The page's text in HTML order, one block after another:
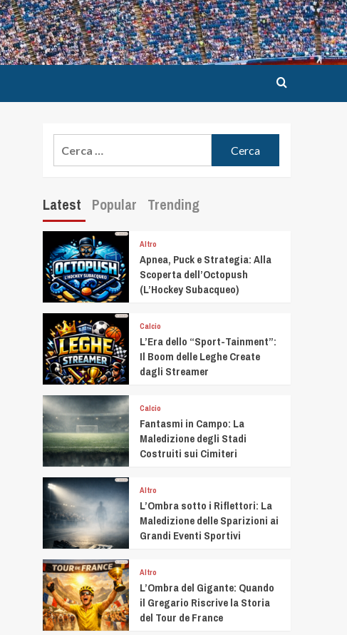
Latest Popular Trending
Altro
Apnea, Puck e Strategia: Alla
Scoperta dell’Octopush
(L’Hockey Subacqueo)
Calcio
L’Era dello “Sport-Tainment”:
Il Boom delle Leghe Create
dagli Streamer
Calcio
Fantasmi in Campo: La
Maledizione degli Stadi
Costruiti sui Cimiteri
Altro
L’Ombra sotto i Riflettori: La
Maledizione delle Sparizioni ai
Grandi Eventi Sportivi
Altro
L’Ombra del Gigante: Quando
il Gregario Riscrive la Storia
del Tour de France